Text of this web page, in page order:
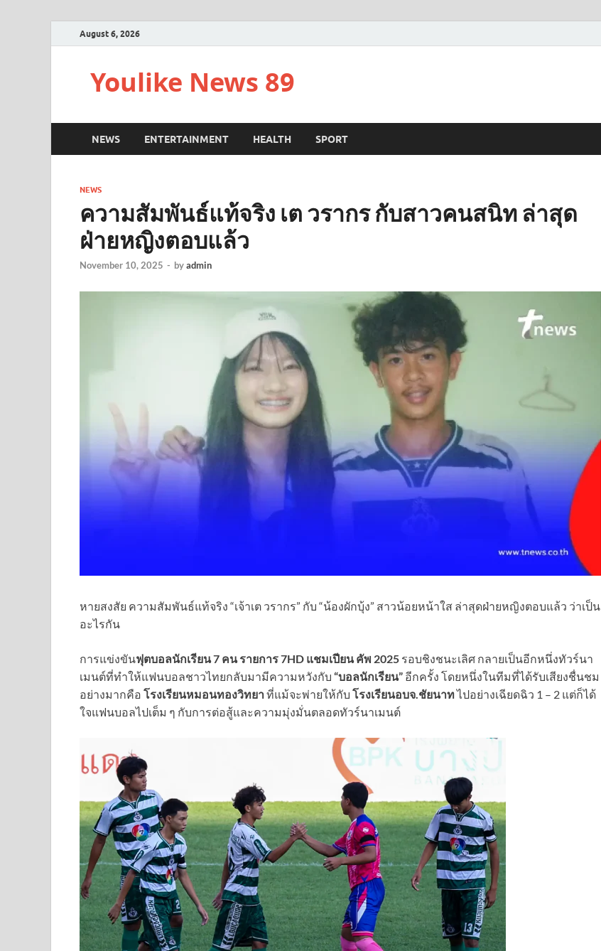
August 6, 2026
Youlike News 89
NEWS ENTERTAINMENT HEALTH SPORT
NEWS
ความสัมพันธ์แท้จริง เต วรากร กับสาวคนสนิท ล่าสุด
ฝ่ายหญิงตอบแล้ว
November 10, 2025 - byadmin
หายสงสัย ความสัมพันธ์แท้จริง “เจ้าเต วรากร” กับ “น้องผักบุ้ง” สาวน้อยหน้าใส ล่าสุดฝ่ายหญิงตอบแล้ว ว่าเป็น
อะไรกัน
การแข่งขันฟุตบอลนักเรียน 7 คน รายการ 7HD แชมเปียน คัพ 2025 รอบชิงชนะเลิศ กลายเป็นอีกหนึ่งทัวร์นา
เมนต์ที่ทำให้แฟนบอลชาวไทยกลับมามีความหวังกับ “บอลนักเรียน” อีกครั้ง โดยหนึ่งในทีมที่ได้รับเสียงชื่นชม
อย่างมากคือ โรงเรียนหมอนทองวิทยา ที่แม้จะพ่ายให้กับ โรงเรียนอบจ.ชัยนาทไปอย่างเฉียดฉิว 1 – 2 แต่ก็ได้
ใจแฟนบอลไปเต็ม ๆ กับการต่อสู้และความมุ่งมั่นตลอดทัวร์นาเมนต์